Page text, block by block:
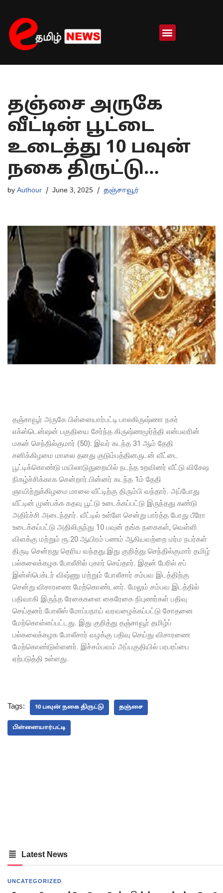
Skip
to
content
தஞ்சை அருகே
வீட்டின் பூட்டை
உடைத்து 10 பவுன்
நகை திருட்டு…
by Authour June 3, 2025 தஞ்சாவூர்
தஞ்சாவூர் அருகே பிள்ளையார்பட்டி பாலகிருஷ்ணா நகர்
எக்ஸ்டென்ஷன் பகுதியை சேர்ந்த கிருஷ்ணமூர்த்தி என்பவரின்
மகன் செந்தில்குமார் (50). இவர் கடந்த 31 ஆம் தேதி
சனிக்கிழமை மாலை தனது குடும்பத்தினருடன் வீட்டை
பூட்டிக்கொண்டு மயிலாடுதுறையில் நடந்த உறவினர் வீட்டு விசேஷ
நிகழ்ச்சிக்காக சென்றார்.பின்னர் கடந்த 1ம் தேதி
ஞாயிற்றுக்கிழமை மாலை வீட்டிற்கு திரும்பி வந்தார். அப்போது
வீட்டின் முன்பக்க கதவு பூட்டு உடைக்கப்பட்டு இருந்தது கண்டு
அதிர்ச்சி அடைந்தார். வீட்டில் உள்ளே சென்று பார்த்த போது பீரோ
உடைக்கப்பட்டு அதிலிருந்து 10 பவுன் தங்க நகைகள், வெள்ளி
விளக்கு மற்றும் ரூ.20 ஆயிரம் பணம் ஆகியவற்றை மர்ம நபர்கள்
திருடி சென்றது தெரிய வந்தது.இது குறித்து செந்தில்குமார் தமிழ்
பல்கலைக்கழக போலீசில் புகார் செய்தார். இதன் பேரில் சப்
இன்ஸ்பெக்டர் விஷ்ணு மற்றும் போலீசார் சம்பவ இடத்திற்கு
சென்று விசாரணை மேற்கொண்டனர். மேலும் சம்பவ இடத்தில்
பதிவாகி இருந்த ரேகைகளை கைரேகை நிபுணர்கள் பதிவு
செய்தனர்.போலீஸ் மோப்பநாய் வரவழைக்கப்பட்டு சோதனை
மேற்கொள்ளப்பட்டது. இது குறித்து தஞ்சாவூர் தமிழ்ப்
பல்கலைக்கழக போலீசார் வழக்கு பதிவு செய்து விசாரணை
மேற்கொண்டுள்ளனர். இச்சம்பவம் அப்பகுதியில் பரபரப்பை
ஏற்படுத்தி உள்ளது.
Tags: 10 பவுன் நகை திருட்டு தஞ்சை
பிள்ளையார்பட்டி
Latest News
UNCATEGORIZED